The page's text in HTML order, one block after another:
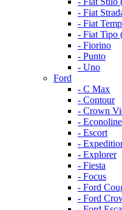
- Fiat
- Fiat
- Fiat Tipo
- Fiorino
- Punto
- Uno
Ford
- C Max
- Contour
- Crown
- Econoline
- Escort
-
- Explorer
- Fiesta
- Focus
- Ford
- Ford